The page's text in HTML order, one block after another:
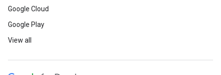
Google Cloud
Google Play
View all